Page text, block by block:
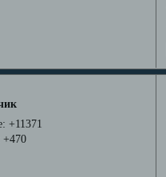
+11371
+470